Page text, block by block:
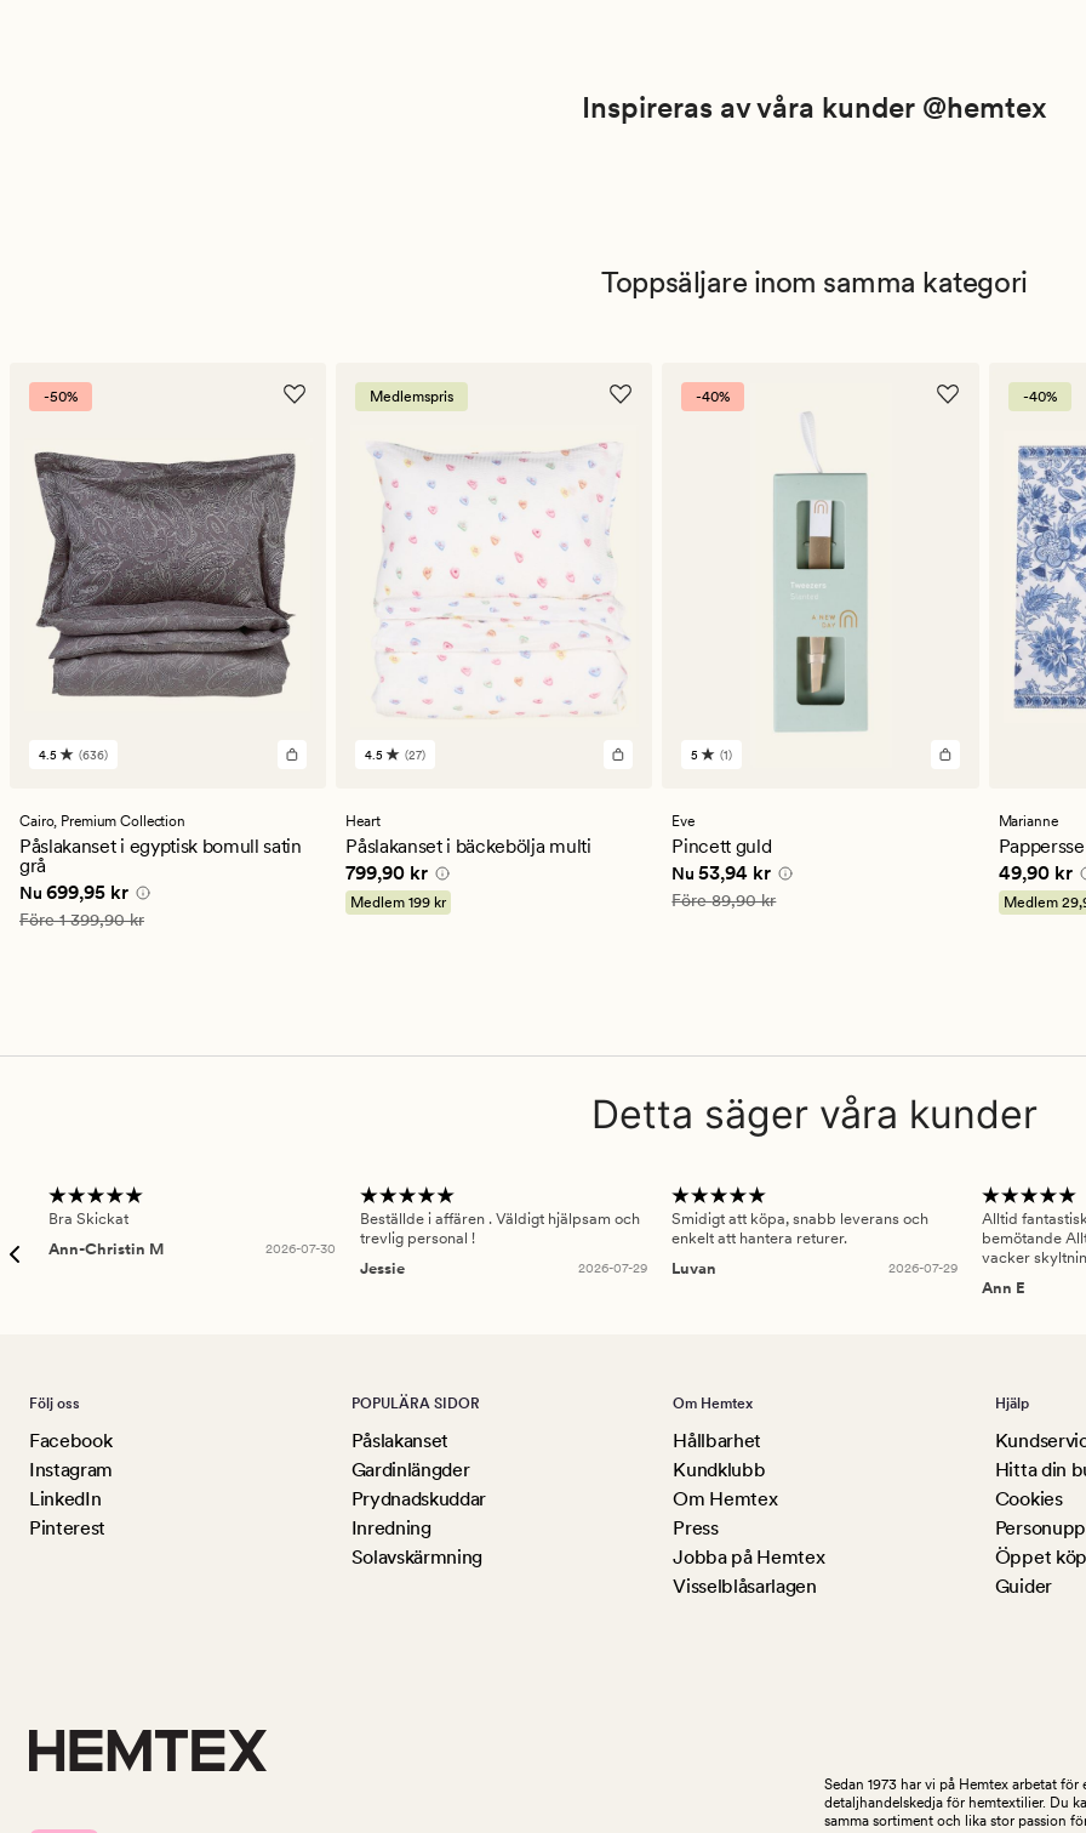
Inspireras av våra kunder @hemtex
Toppsäljare inom samma kategori
-50%
636
ett
genomsnittligt
betyg
på
4.5
4.5 (636)
Cairo, Premium Collection
Påslakanset i egyptisk bomull satin
grå
Nuvarande pris
Nu 699,95 kr
Ordinarie pris 1 399,90 kr
Före1 399,90 kr
Medlemspris
27
ett
genomsnittligt
betyg
på
4.5
4.5 (27)
Heart
Påslakanset i bäckebölja multi
Pris 799,90 kr
799,90 kr
Medlem199 kr
-40%
1
ett
genomsnittligt
betyg
på
5
5 (1)
Eve
Pincett guld
Nuvarande pris
Nu 53,94 kr
Ordinarie pris
Före89,90 kr
-40%
Marianne
Pris
49,90 kr
Medlem
Detta säger våra kunder
Bra Skickat
Ann-Christin M
2026-07-30
Beställde i affären . Väldigt hjälpsam och
trevlig personal !
Jessie
2026-07-29
Smidigt att köpa, snabb leverans och
enkelt att hantera returer.
Luvan
2026-07-29
Alltid
bemötande
vacker
Ann E
Följ oss
Facebook
Instagram
LinkedIn
Pinterest
POPULÄRA SIDOR
Påslakanset
Gardinlängder
Prydnadskuddar
Inredning
Solavskärmning
Om Hemtex
Hållbarhet
Kundklubb
Om Hemtex
Press
Jobba på Hemtex
Visselblåsarlagen
Hjälp
Hitta din
Cookies
Öppet
Guider
Sedan 1973 har vi på Hemtex arbetat
detaljhandelskedja för hemtextilier. Du
samma sortiment och lika stor passion